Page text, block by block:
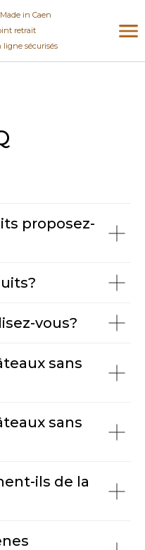
in Caen
ligne sécurisés
retrait
proposez-
vous?
sans
sans
ils de la